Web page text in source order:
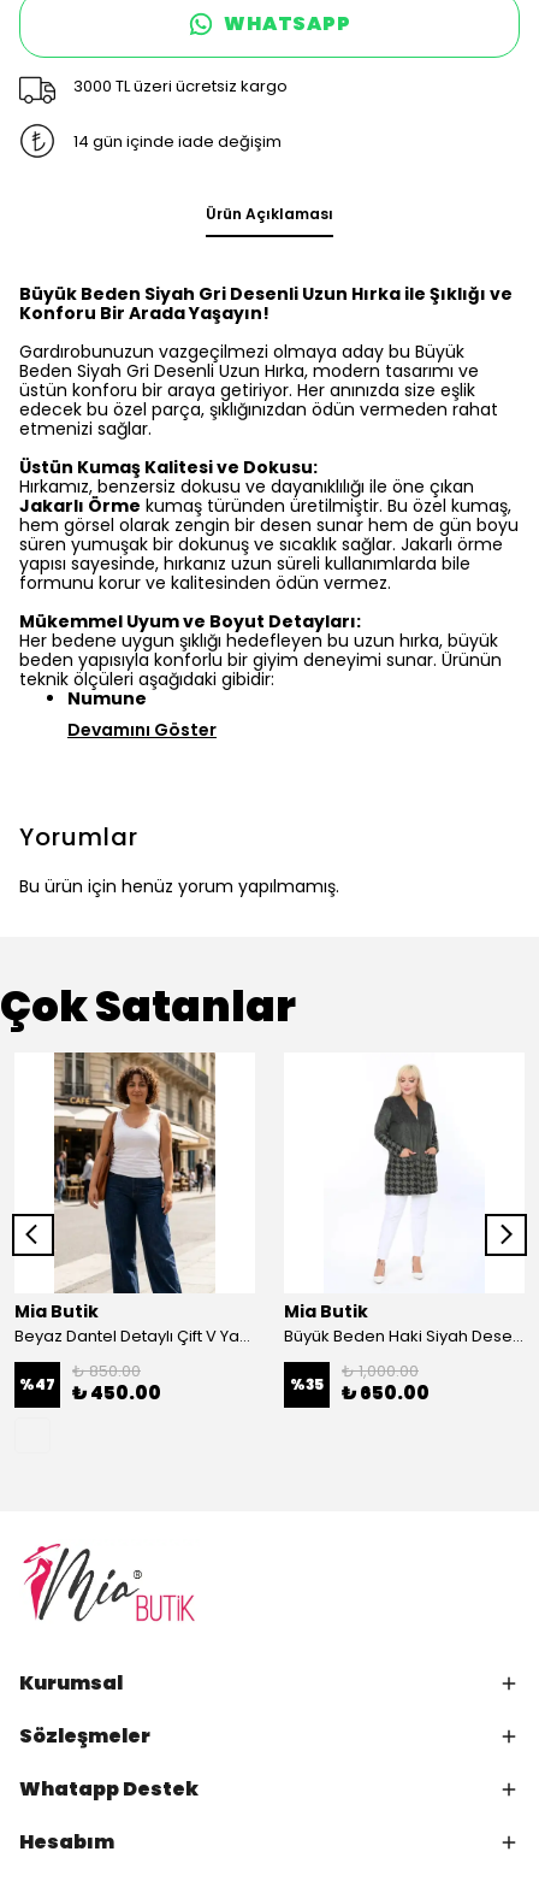
WHATSAPP
3000 TL üzeri ücretsiz kargo
14 gün içinde iade değişim
Ürün Açıklaması
Büyük Beden Siyah Gri Desenli Uzun Hırka ile Şıklığı ve
Konforu Bir Arada Yaşayın!
Gardırobunuzun vazgeçilmezi olmaya aday bu Büyük
Beden Siyah Gri Desenli Uzun Hırka, modern tasarımı ve
üstün konforu bir araya getiriyor. Her anınızda size eşlik
edecek bu özel parça, şıklığınızdan ödün vermeden rahat
etmenizi sağlar.
Üstün Kumaş Kalitesi ve Dokusu:
Hırkamız, benzersiz dokusu ve dayanıklılığı ile öne çıkan
Jakarlı Örme kumaş türünden üretilmiştir. Bu özel kumaş,
hem görsel olarak zengin bir desen sunar hem de gün boyu
süren yumuşak bir dokunuş ve sıcaklık sağlar. Jakarlı örme
yapısı sayesinde, hırkanız uzun süreli kullanımlarda bile
formunu korur ve kalitesinden ödün vermez.
Mükemmel Uyum ve Boyut Detayları:
Her bedene uygun şıklığı hedefleyen bu uzun hırka, büyük
beden yapısıyla konforlu bir giyim deneyimi sunar. Ürünün
teknik ölçüleri aşağıdaki gibidir:
Numune
Devamını Göster
Yorumlar
Bu ürün için henüz yorum yapılmamış.
Çok Satanlar
Mia Butik
Beyaz Dantel Detaylı Çift V Yaka Karşkorse Esnek Bluz
%47
₺ 850.00
₺ 450.00
Mia Butik
Büyük Beden Haki Siyah Desenli Hırka
%35
₺ 1,000.00
₺ 650.00
Kurumsal
Sözleşmeler
Whatapp Destek
Hesabım